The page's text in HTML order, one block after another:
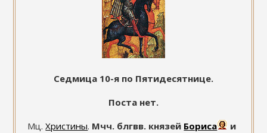
Седмица 10-я по Пятидесятнице.
Поста нет.
Мц.Христины. Мчч. блгвв. князей Бориса
и